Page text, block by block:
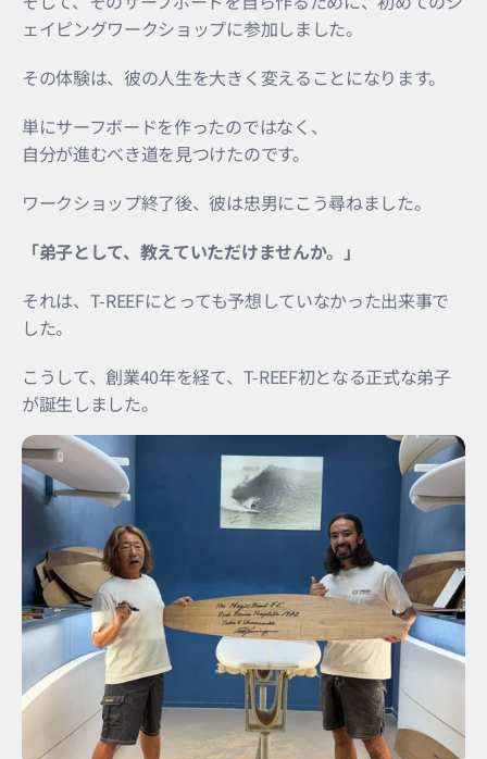
ェイピングワークショップに参加しました。
その体験は、彼の人生を大きく変えることになります。
単にサーフボードを作ったのではなく、
自分が進むべき道を見つけたのです。
ワークショップ終了後、彼は忠男にこう尋ねました。
「弟子として、教えていただけませんか。」
それは、T-REEFにとっても予想していなかった出来事で
した。
こうして、創業40年を経て、T-REEF初となる正式な弟子
が誕生しました。